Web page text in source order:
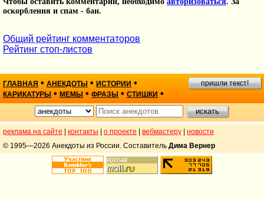
оскорбления и спам - бан.
Общий рейтинг комментаторов
Рейтинг стоп-листов
ГЛАВНАЯ • АНЕКДОТЫ • ИСТОРИИ •
КАРИКАТУРЫ • МЕМЫ • ФРАЗЫ • СТИШКИ •
пришли текст!
реклама на сайте контакты о проекте вебмастеру
новости
© 1995—2026 Анекдоты из России. Составитель Дима Вернер